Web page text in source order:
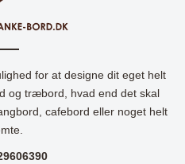
for at designe dit eget helt
og træbord, hvad end det skal
cafebord eller noget helt